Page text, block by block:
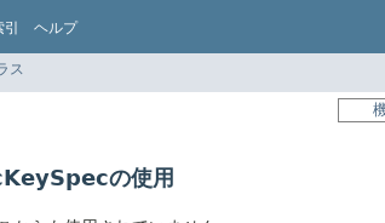
ヘルプ
ス
の使用